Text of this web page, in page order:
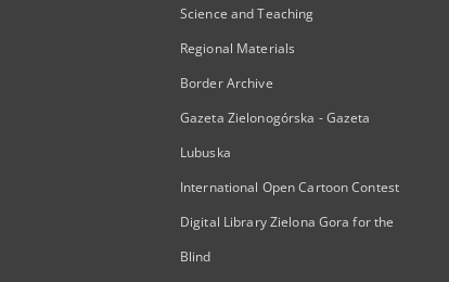
Science and Teaching
Regional Materials
Border Archive
Gazeta Zielonogórska - Gazeta
Lubuska
International Open Cartoon Contest
Digital Library Zielona Gora for the
Blind